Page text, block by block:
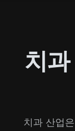
치
치과 산업